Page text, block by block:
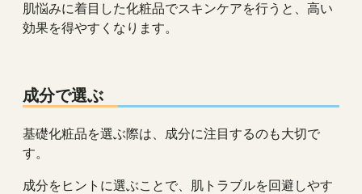
肌悩みに着目した化粧品でスキンケアを行うと、高い
効果を得やすくなります。
成分で選ぶ
基礎化粧品を選ぶ際は、成分に注目するのも大切で
す。
成分をヒントに選ぶことで、肌トラブルを回避しやす